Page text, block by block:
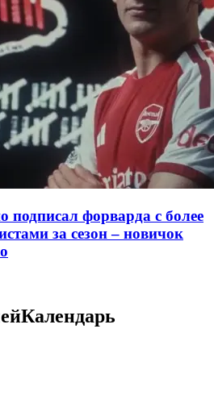
подписал форварда с более
за сезон – новичок
Календарь